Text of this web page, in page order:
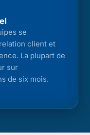
se
client et
La plupart de
sur
de six mois.